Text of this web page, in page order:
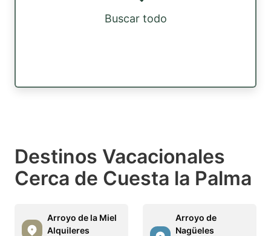
Buscar todo
Destinos Vacacionales
Cerca de Cuesta la Palma
Arroyo de la Miel
Alquileres
Arroyo de
Nagüeles